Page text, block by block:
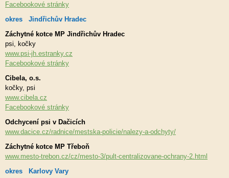
Facebookové stránky
okres Jindřichův Hradec
Záchytné kotce MP Jindřichův Hradec
psi, kočky
www.psi-jh.estranky.cz
Facebookové stránky
Cibela, o.s.
kočky, psi
www.cibela.cz
Facebookové stránky
Odchycení psi v Dačicích
www.dacice.cz/radnice/mestska-policie/nalezy-a-odchyty/
Záchytné kotce MP Třeboň
www.mesto-trebon.cz/cz/mesto-3/pult-centralizovane-ochrany-2.html
okres Karlovy Vary